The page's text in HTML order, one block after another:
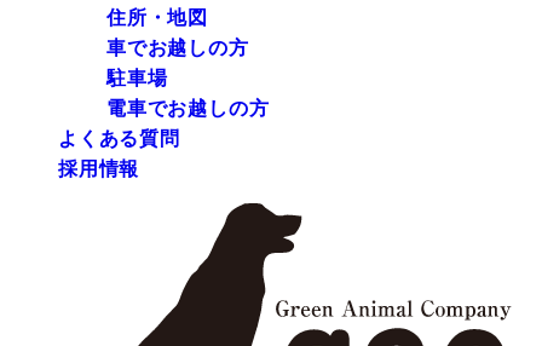
住所・地図
車でお越しの方
駐車場
電車でお越しの方
よくある質問
採用情報